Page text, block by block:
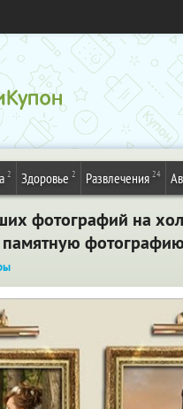
2 Здоровье 2 Развлечения 24
фотографий на